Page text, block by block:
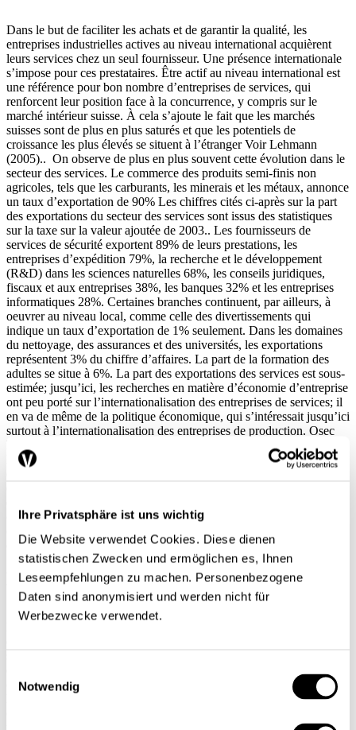
Ihre Privatsphäre ist uns wichtig
Die Website verwendet Cookies. Diese dienen
statistischen Zwecken und ermöglichen es, Ihnen
Leseempfehlungen zu machen. Personenbezogene
Daten sind anonymisiert und werden nicht für
Werbezwecke verwendet.
Notwendig
Dans le but de faciliter les achats et de garantir la qualité, les
entreprises industrielles actives au niveau international acquièrent
leurs services chez un seul fournisseur. Une présence internationale
s’impose pour ces prestataires. Être actif au niveau international est
une référence pour bon nombre d’entreprises de services, qui
renforcent leur position face à la concurrence, y compris sur le
marché intérieur suisse. À cela s’ajoute le fait que les marchés
suisses sont de plus en plus saturés et que les potentiels de
croissance les plus élevés se situent à l’étranger Voir Lehmann
(2005).. On observe de plus en plus souvent cette évolution dans le
secteur des services. Le commerce des produits semi-finis non
agricoles, tels que les carburants, les minerais et les métaux, annonce
un taux d’exportation de 90% Les chiffres cités ci-après sur la part
des exportations du secteur des services sont issus des statistiques
sur la taxe sur la valeur ajoutée de 2003.. Les fournisseurs de
services de sécurité exportent 89% de leurs prestations, les
entreprises d’expédition 79%, la recherche et le développement
(R&D) dans les sciences naturelles 68%, les conseils juridiques,
fiscaux et aux entreprises 38%, les banques 32% et les entreprises
informatiques 28%. Certaines branches continuent, par ailleurs, à
oeuvrer au niveau local, comme celle des divertissements qui
indique un taux d’exportation de 1% seulement. Dans les domaines
du nettoyage, des assurances et des universités, les exportations
représentent 3% du chiffre d’affaires. La part de la formation des
adultes se situe à 6%. La part des exportations des services est sous-
estimée; jusqu’ici, les recherches en matière d’économie d’entreprise
ont peu porté sur l’internationalisation des entreprises de services; il
en va de même de la politique économique, qui s’intéressait jusqu’ici
surtout à l’internationalisation des entreprises de production. Osec
Business Network Switzerland veut modifier cette tendance. À
l’avenir, elle envisage d’axer davantage la promotion des
exportations sur les entreprises de services. Il faut, toutefois, savoir
conditions dans ce domaine, mais qui n’utilisent pas suffisamment
ces avantages. La différence entre la capacité et la part des
exportations, correspond au potentiel d’exportation d’une branche.
Méthode et étude
ceux qui échouent; elle a tenu compte des barrières qui empêchent
les entreprises d’exporter Voir notamment Bilkey (1978), Moini